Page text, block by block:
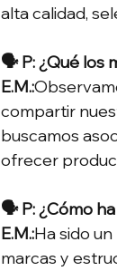
alta calidad,
🗣 P: ¿Qué los
E.M.:
compartir
buscamos
ofrecer
🗣 P: ¿Cómo
E.M.:Ha sido
marcas y